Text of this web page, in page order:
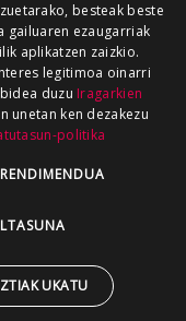
besteak beste
gailuaren ezaugarriak
aplikatzen zaizkio.
legitimoa oinarri
duzu Iragarkien
unetan ken dezakezu
politika
UKATU